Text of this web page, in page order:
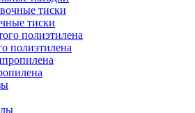
тиски
полиэтилена